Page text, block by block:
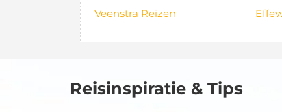
Veenstra Reizen
Reisinspiratie & Tips